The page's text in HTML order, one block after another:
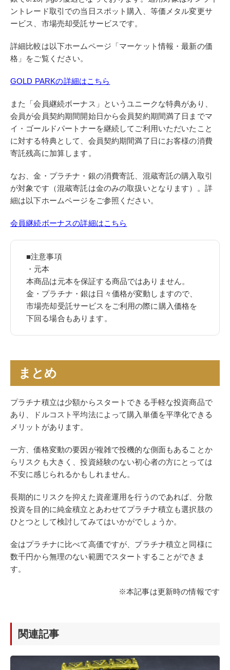
ントレード取引での当日スポット購入、等価メタル変更サ
ービス、市場売却受託サービスです。
詳細比較は以下ホームページ「マーケット情報・最新の価
格」をご覧ください。
GOLD PARKの詳細はこちら
また「会員継続ボーナス」というユニークな特典があり、
会員が会員契約期間開始日から会員契約期間満了日までマ
イ・ゴールドパートナーを継続してご利用いただいたこと
に対する特典として、会員契約期間満了日にお客様の消費
寄託残高に加算します。
なお、金・プラチナ・銀の消費寄託、混蔵寄託の購入取引
が対象です（混蔵寄託は金のみの取扱いとなります）。詳
細は以下ホームページをご参照ください。
会員継続ボーナスの詳細はこちら
■注意事項
・元本
本商品は元本を保証する商品ではありません。
金・プラチナ・銀は日々価格が変動しますので、
市場売却受託サービスをご利用の際に購入価格を
下回る場合もあります。
まとめ
プラチナ積立は少額からスタートできる手軽な投資商品で
あり、ドルコスト平均法によって購入単価を平準化できる
メリットがあります。
一方、価格変動の要因が複雑で投機的な側面もあることか
らリスクも大きく、投資経験のない初心者の方にとっては
不安に感じられるかもしれません。
長期的にリスクを抑えた資産運用を行うのであれば、分散
投資を目的に純金積立とあわせてプラチナ積立も選択肢の
ひとつとして検討してみてはいかがでしょうか。
金はプラチナに比べて高価ですが、プラチナ積立と同様に
数千円から無理のない範囲でスタートすることができま
す。
※本記事は更新時の情報です
関連記事